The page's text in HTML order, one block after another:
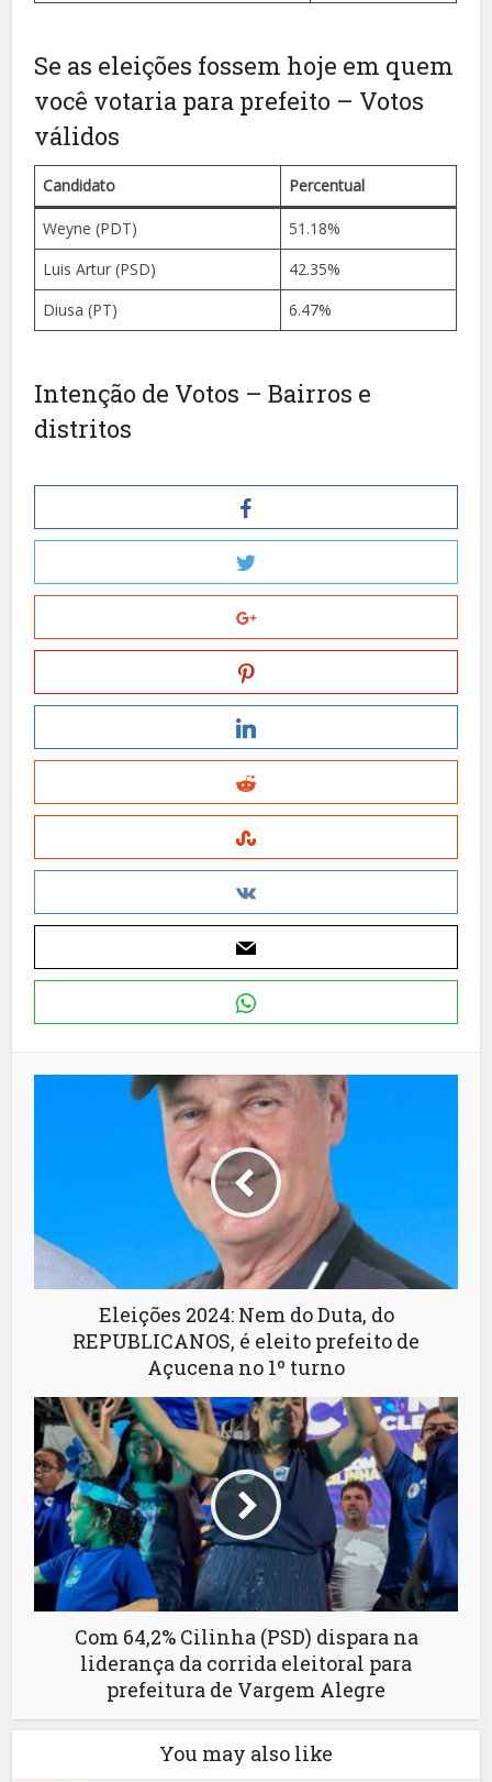
Se as eleições fossem hoje em quem
você votaria para prefeito – Votos
válidos
Candidato Percentual
Weyne (PDT)
51.18%
Luis Artur (PSD)
42.35%
Diusa (PT)
6.47%
Intenção de Votos – Bairros e
distritos
Eleições 2024: Nem do Duta, do
REPUBLICANOS, é eleito prefeito de
Açucena no 1º turno
Com 64,2% Cilinha (PSD) dispara na
liderança da corrida eleitoral para
prefeitura de Vargem Alegre
You may also like